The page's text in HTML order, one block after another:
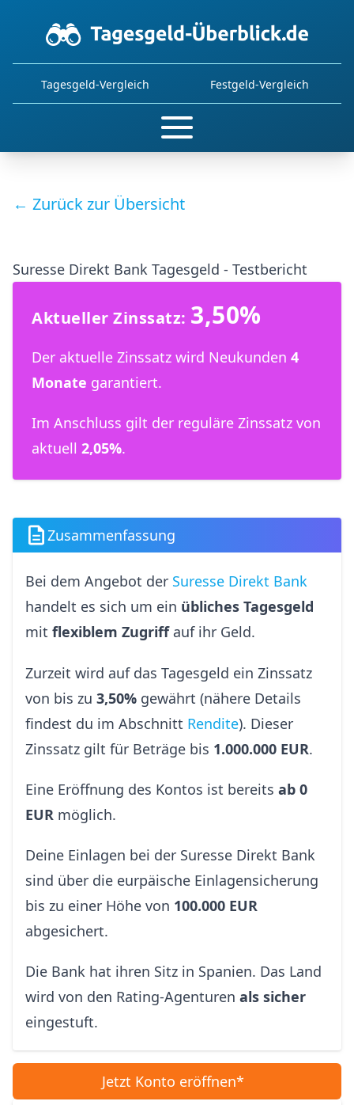
Tagesgeld-Vergleich Festgeld-Vergleich
← Zurück zur Übersicht
Suresse Direkt Bank Tagesgeld - Testbericht
Aktueller Zinssatz: 3,50%
Der aktuelle Zinssatz wird Neukunden 4
Monate garantiert.
Im Anschluss gilt der reguläre Zinssatz von
aktuell 2,05%.
Zusammenfassung
Bei dem Angebot der Suresse Direkt Bank
handelt es sich um ein übliches Tagesgeld
mit flexiblem Zugriffauf ihr Geld.
Zurzeit wird auf das Tagesgeld ein Zinssatz
von bis zu 3,50% gewährt (nähere Details
findest du im Abschnitt Rendite). Dieser
Zinssatz gilt für Beträge bis 1.000.000 EUR.
Eine Eröffnung des Kontos ist bereits ab 0
EUR möglich.
Deine Einlagen bei der Suresse Direkt Bank
sind über die eurpäische Einlagensicherung
bis zu einer Höhe von 100.000 EUR
abgesichert.
Die Bank hat ihren Sitz in Spanien. Das Land
wird von den Rating-Agenturen als sicher
eingestuft.
Jetzt Konto eröffnen*